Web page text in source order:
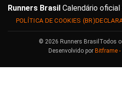
Runners Brasil Calendário
© 2026 Runners Brasil Todos
Desenvolvido por Bitframe
POLÍTICA DE COOKIES (BR)